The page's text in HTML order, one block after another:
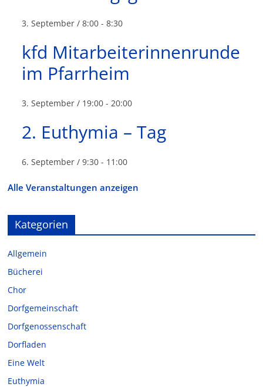
3. September / 8:00 -8:30
kfd Mitarbeiterinnenrunde
im Pfarrheim
3. September / 19:00 - 20:00
2. Euthymia – Tag
6. September / 9:30 - 11:00
Alle Veranstaltungen anzeigen
Kategorien
Allgemein
Bücherei
Chor
Dorfgemeinschaft
Dorfgenossenschaft
Dorfladen
Eine Welt
Euthymia